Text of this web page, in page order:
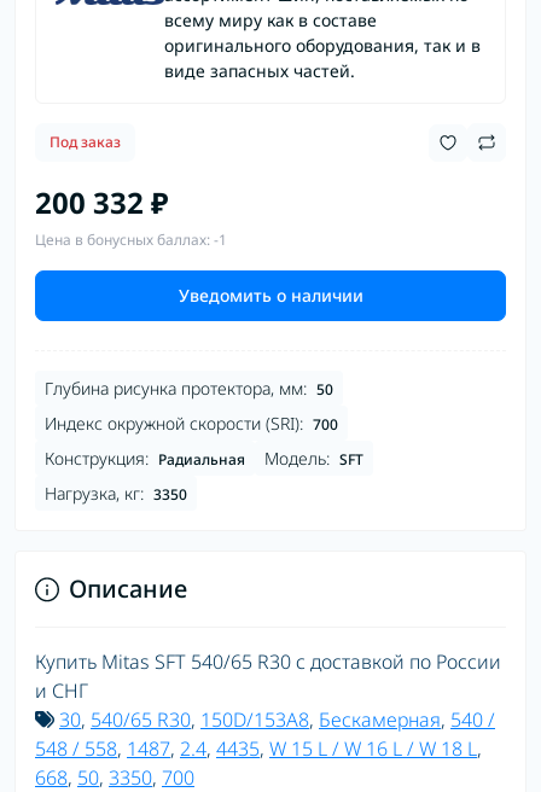
всему миру как в составе
оригинального оборудования, так и в
виде запасных частей.
Под заказ
200 332 ₽
Цена в бонусных баллах: -1
Уведомить о наличии
Глубина рисунка протектора, мм: 50
Индекс окружной скорости (SRI): 700
Конструкция: Радиальная Модель: SFT
Нагрузка, кг: 3350
Описание
Купить Mitas SFT 540/65 R30 с доставкой по России
и СНГ
30, 540/65 R30, 150D/153A8, Бескамерная, 540 /
548 / 558, 1487, 2.4, 4435, W 15 L / W 16 L / W 18 L,
668, 50, 3350, 700